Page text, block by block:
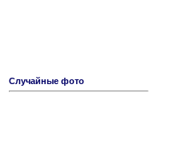
Случайные фото